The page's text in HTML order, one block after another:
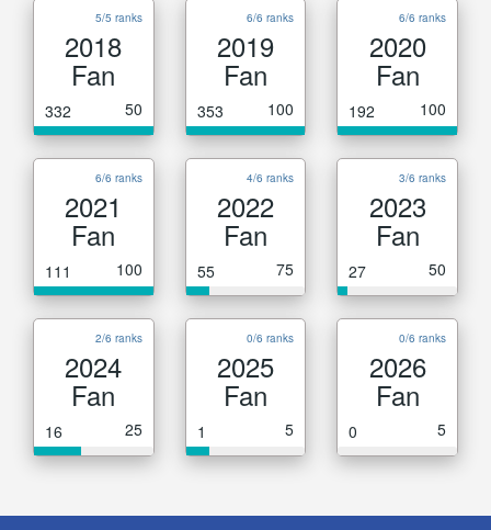
5/5 ranks
2018
Fan
332 50
6/6 ranks
2019
Fan
353 100
6/6 ranks
2020
Fan
192 100
6/6 ranks
2021
Fan
111 100
4/6 ranks
2022
Fan
55 75
3/6 ranks
2023
Fan
27 50
2/6 ranks
2024
Fan
16 25
0/6 ranks
2025
Fan
1 5
0/6 ranks
2026
Fan
0 5